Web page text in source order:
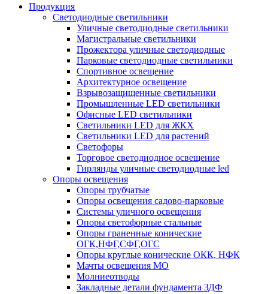
Продукция
Светодиодные светильники
Уличные светодиодные светильники
Магистральные светильники
Прожектора уличные светодиодные
Парковые светодиодные светильники
Спортивное освещение
Архитектурное освещение
Взрывозащищенные светильники
Промышленные LED светильники
Офисные LED светильники
Cветильники LED для ЖКХ
Светильники LED для растений
Светофоры
Торговое светодиодное освещение
Гирлянды уличные светодиодные led
Опоры освещения
Опоры трубчатые
Опоры освещения садово-парковые
Системы уличного освещения
Опоры светофорные стальные
Опоры граненные конические
ОГК,НФГ,СФГ,ОГС
Опоры круглые конические ОКК, НФК
Мачты освещения МО
Молниеотводы
Закладные детали фундамента ЗДФ